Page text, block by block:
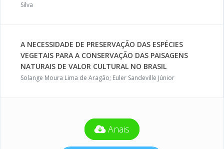
Silva
A NECESSIDADE DE PRESERVAÇÃO DAS ESPÉCIES
VEGETAIS PARA A CONSERVAÇÃO DAS PAISAGENS
NATURAIS DE VALOR CULTURAL NO BRASIL
Solange Moura Lima de Aragão; Euler Sandeville Júnior
Anais